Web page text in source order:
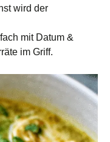
wird der
mit Datum &
im Griff.